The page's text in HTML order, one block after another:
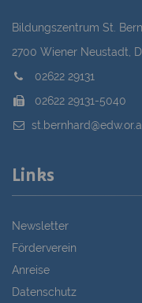
Bildungszentrum St.
2700 Wiener Neustadt,
02622 29131
02622 29131-5040
Links
Newsletter
Förderverein
Anreise
Datenschutz